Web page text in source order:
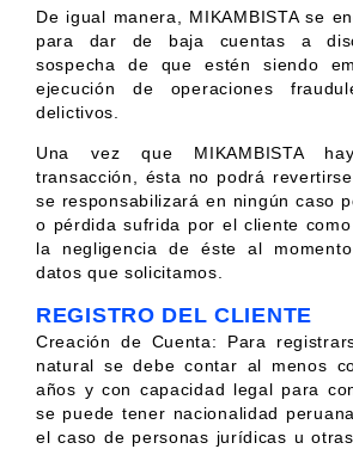
De igual manera, MIKAMBISTA se
para dar de baja cuentas a
sospecha de que estén siendo
ejecución de operaciones
delictivos.
Una vez que MIKAMBISTA
transacción, ésta no podrá
se responsabilizará en ningún caso
o pérdida sufrida por el cliente
la negligencia de éste al
datos que solicitamos.
REGISTRO DEL CLIENTE
Creación de Cuenta: Para
natural se debe contar al menos
años y con capacidad legal para
se puede tener nacionalidad
el caso de personas jurídicas u